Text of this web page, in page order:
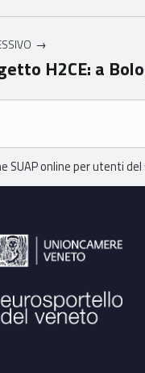
H2CE: a
SUAP online per utenti